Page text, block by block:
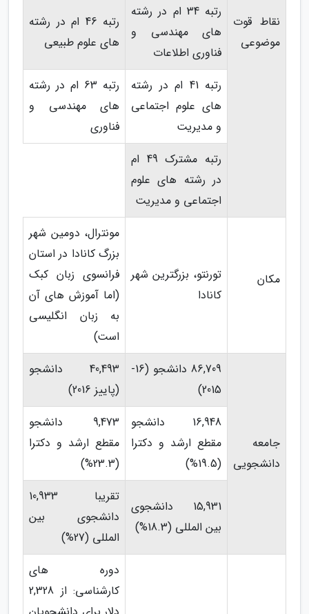
نقاط قوت
موضوعی
رتبه 34 ام در رشته
های مهندسی و
فناوری اطلاعات
رتبه 46 ام در رشته
های علوم طبیعی
رتبه 41 ام در رشته
های علوم اجتماعی
و مدیریت
رتبه 63 ام در رشته
های مهندسی و
فناوری
رتبه مشترک 49 ام
در رشته های علوم
اجتماعی و مدیریت
مکان
تورنتو، بزرگترین شهر
کانادا
مونترال، دومین شهر
بزرگ کانادا در استان
فرانسوی زبان کبک
(اما آموزش های آن
به زبان انگلیسی
است)
جامعه
دانشجویی
86,709 دانشجو (16-
2015)
40,493 دانشجو
(پاییز 2016)
16,948 دانشجو
مقطع ارشد و دکترا
(19.5%)
9,473 دانشجو
مقطع ارشد و دکترا
(23.3%)
15,931 دانشجوی
بین المللی (18.3%)
تقریبا 10,933
دانشجوی بین
المللی (27%)
دوره های
کارشناسی: از 2,328